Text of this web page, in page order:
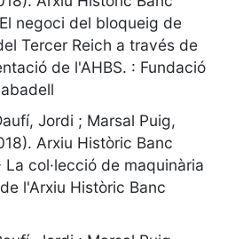
negoci del bloqueig de
Tercer Reich a través de
de l'AHBS. : Fundació
Jordi ; Marsal Puig,
Arxiu Històric Banc
col·lecció de maquinària
l'Arxiu Històric Banc